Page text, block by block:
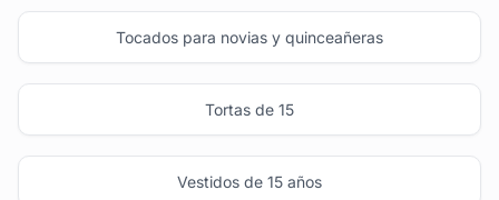
Tocados para novias y quinceañeras
Tortas de 15
Vestidos de 15 años